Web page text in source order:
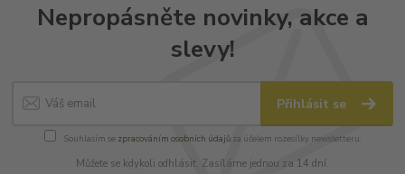
Nepropásněte novinky, akce a
slevy!
Přihlásit se
Souhlasím se zpracováním osobních údajůza účelem rozesílky newsletteru.
Můžete se kdykoli odhlásit. Zasíláme jednou za 14 dní.